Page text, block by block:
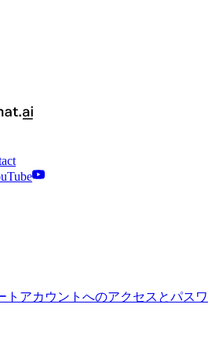
ト アカウントへのアクセスとパス